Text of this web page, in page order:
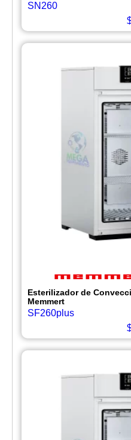
SN260
Esterilizador de
Memmert
SF260plus